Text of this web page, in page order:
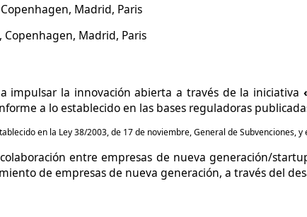
Madrid, Paris
Copenhagen, Madrid, Paris
impulsar la innovación abierta a través de la iniciativa
a lo establecido en las bases reguladoras
en la Ley 38/2003, de 17 de noviembre, General de Subvenciones,
entre empresas de nueva generación/
de empresas de nueva generación, a través del